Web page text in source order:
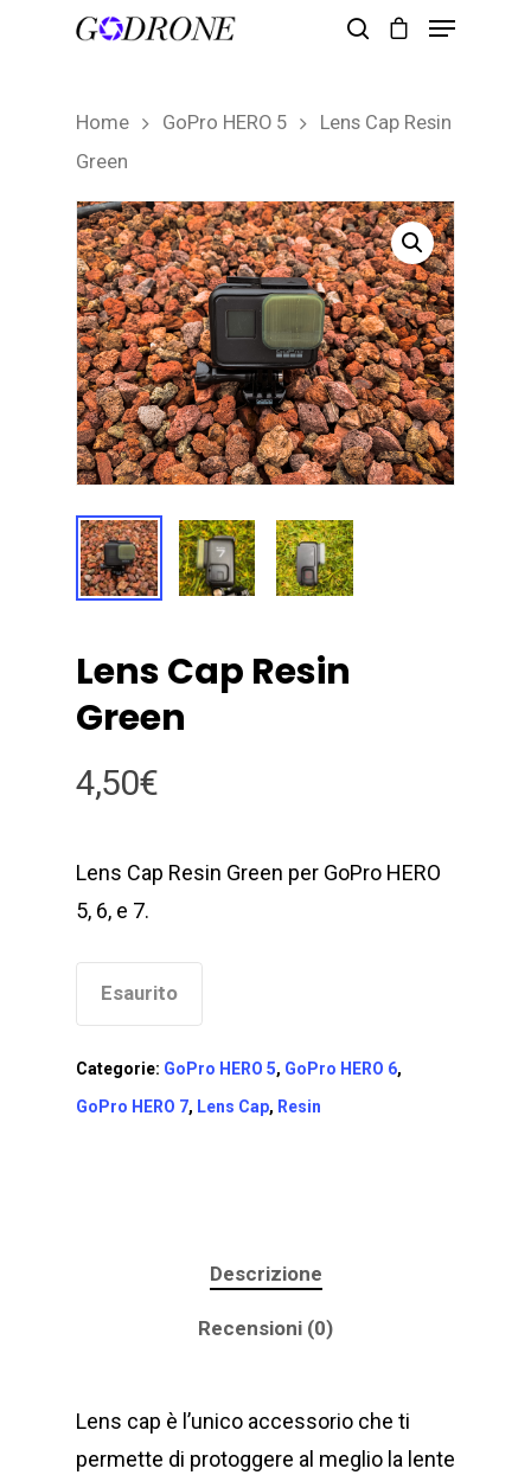
Home GoPro HERO 5
Lens Cap Resin
Green
Lens Cap Resin
Green
4,50€
Lens Cap Resin Green per GoPro HERO
5, 6, e 7.
Esaurito
Categorie: GoPro HERO 5, GoPro HERO 6,
GoPro HERO 7, Lens Cap, Resin
Descrizione
Recensioni (0)
Lens cap è l’unico accessorio che ti
permette di protoggere al meglio la lente